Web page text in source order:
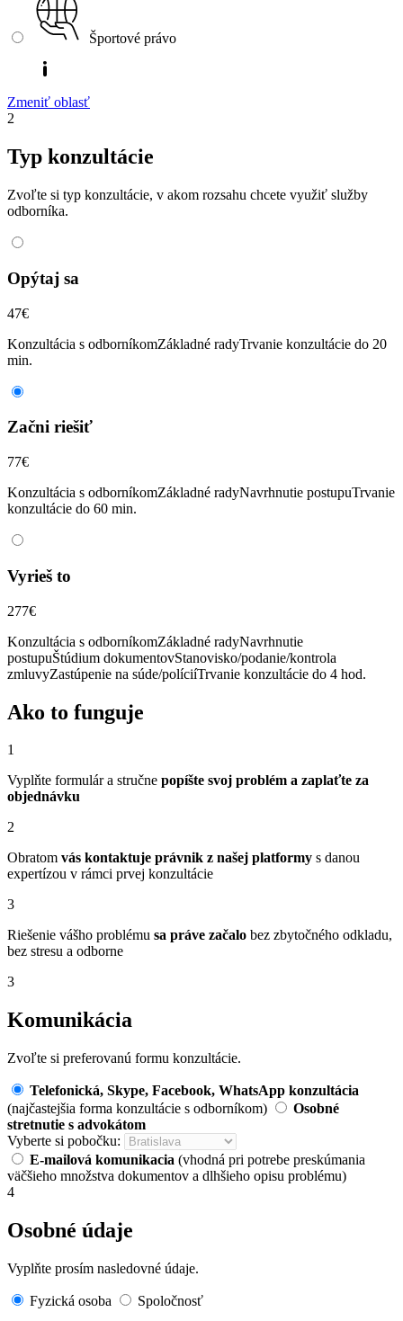
Športové právo
Zmeniť oblasť
2
Typ konzultácie
Zvoľte si typ konzultácie, v akom rozsahu chcete využiť služby
odborníka.
Opýtaj sa
47€
Konzultácia s odborníkomZákladné radyTrvanie konzultácie do 20
min.
Začni riešiť
77€
Konzultácia s odborníkomZákladné radyNavrhnutie postupuTrvanie
konzultácie do 60 min.
Vyrieš to
277€
Konzultácia s odborníkomZákladné radyNavrhnutie
postupuŠtúdium dokumentovStanovisko/podanie/kontrola
zmluvyZastúpenie na súde/políciíTrvanie konzultácie do 4 hod.
Ako to funguje
1
Vyplňte formulár a stručne popíšte svoj problém a zaplaťte za
objednávku
2
Obratom vás kontaktuje právnik z našej platformy s danou
expertízou v rámci prvej konzultácie
3
Riešenie vášho problému sa práve začalo bez zbytočného odkladu,
bez stresu a odborne
3
Komunikácia
Zvoľte si preferovanú formu konzultácie.
Telefonická, Skype, Facebook, WhatsApp konzultácia
(najčastejšia forma konzultácie s odborníkom)
Osobné
stretnutie s advokátom
Vyberte si pobočku:
E-mailová komunikacia (vhodná pri potrebe preskúmania
väčšieho množstva dokumentov a dlhšieho opisu problému)
4
Osobné údaje
Vyplňte prosím nasledovné údaje.
Fyzická osoba Spoločnosť